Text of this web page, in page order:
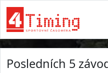
Posledních 5